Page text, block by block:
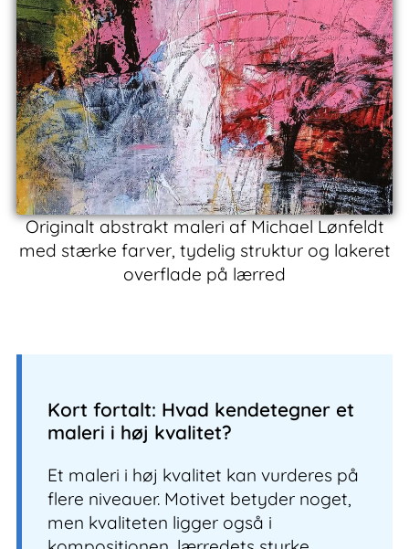
Originalt abstrakt maleri af Michael Lønfeldt
med stærke farver, tydelig struktur og lakeret
overflade på lærred
Kort fortalt: Hvad kendetegner et
maleri i høj kvalitet?
Et maleri i høj kvalitet kan vurderes på
flere niveauer. Motivet betyder noget,
men kvaliteten ligger også i